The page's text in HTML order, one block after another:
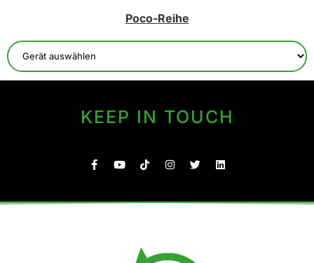
Poco-Reihe
KEEP IN TOUCH